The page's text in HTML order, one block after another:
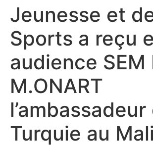
Jeunesse et
Sports a reçu
audience SEM
M.ONART
l’ambassadeur
Turquie au